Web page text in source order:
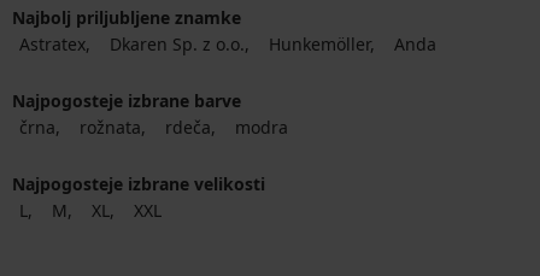
Najbolj priljubljene znamke
Astratex
Dkaren Sp. z o.o. Hunkemöller Anda
Najpogosteje izbrane barve
črna
rožnata rdeča modra
Najpogosteje izbrane velikosti
L
M XL XXL